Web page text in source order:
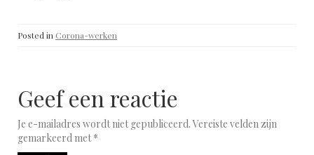
Posted in Corona-werken
Geef een reactie
Je e-mailadres wordt niet gepubliceerd. Vereiste velden zijn
gemarkeerd met*